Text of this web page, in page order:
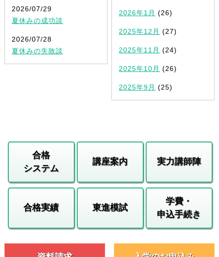
2026/07/29
夏休みの成功談
2026/07/28
夏休みの失敗談
2026年1月 (26)
2025年12月 (27)
2025年11月 (24)
2025年10月 (26)
2025年9月 (25)
合格
システム
講座案内 実力講師陣
合格実績 東進模試
学費・
申込手続き